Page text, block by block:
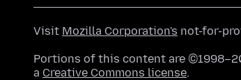
Visit Mozilla Corporation's not-for-
Portions of this content are
a Creative Commons license.